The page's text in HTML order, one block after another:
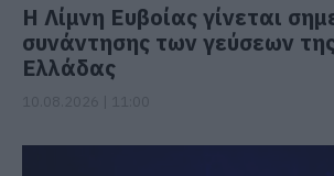
Η Λίμνη Ευβοίας γίνεται
συνάντησης των γεύσεων
Ελλάδας